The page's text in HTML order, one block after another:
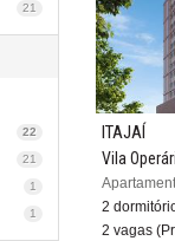
21
22
21
1
1
ITAJAÍ
Vila
2
2 vagas